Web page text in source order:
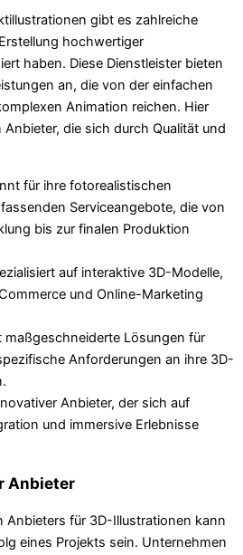
gibt es zahlreiche
hochwertiger
haben. Diese Dienstleister bieten
an, die von der einfachen
Animation reichen. Hier
die sich durch Qualität und
für ihre fotorealistischen
Serviceangebote, die von
bis zur finalen Produktion
auf interaktive 3D-Modelle,
und Online-Marketing
maßgeschneiderte Lösungen für
Anforderungen an ihre 3D-
Anbieter, der sich auf
und immersive Erlebnisse
Anbieter
Anbieters für 3D-Illustrationen kann
eines Projekts sein. Unternehmen